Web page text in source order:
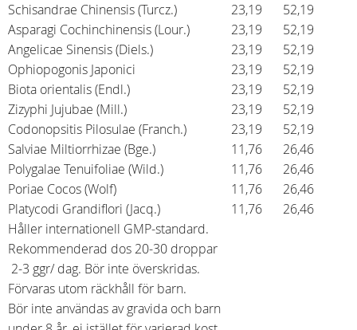
Schisandrae Chinensis (Turcz.)
23,19
52,19
Asparagi Cochinchinensis (Lour.)
23,19
52,19
Angelicae Sinensis (Diels.)
23,19
52,19
Ophiopogonis Japonici
23,19
52,19
Biota orientalis (Endl.)
23,19
52,19
Zizyphi Jujubae (Mill.)
23,19
52,19
Codonopsitis Pilosulae (Franch.)
23,19
52,19
Salviae Miltiorrhizae (Bge.)
11,76
26,46
Polygalae Tenuifoliae (Wild.)
11,76
26,46
Poriae Cocos (Wolf)
11,76
26,46
Platycodi Grandiflori (Jacq.)
11,76
26,46
Håller internationell GMP-standard.
Rekommenderad dos 20-30 droppar
2-3 ggr/ dag. Bör inte överskridas.
Förvaras utom räckhåll för barn.
Bör inte användas av gravida och barn